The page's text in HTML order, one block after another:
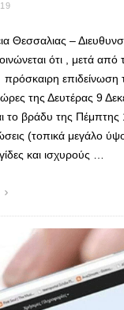
Θεσσαλιας –
ότι , μετά από
επιδείνωση
της Δευτέρας 9
το βράδυ της
(τοπικά μεγάλο
και ισχυρούς …